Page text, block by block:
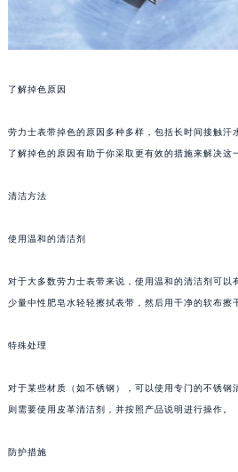
了解掉色原因
劳力士表带掉色的原因多种多样，包括长时间接触汗
了解掉色的原因有助于你采取更有效的措施来解决这
清洁方法
使用温和的清洁剂
对于大多数劳力士表带来说，使用温和的清洁剂可以
少量中性肥皂水轻轻擦拭表带，然后用干净的软布擦
特殊处理
对于某些材质（如不锈钢），可以使用专门的不锈钢
则需要使用皮革清洁剂，并按照产品说明进行操作。
防护措施